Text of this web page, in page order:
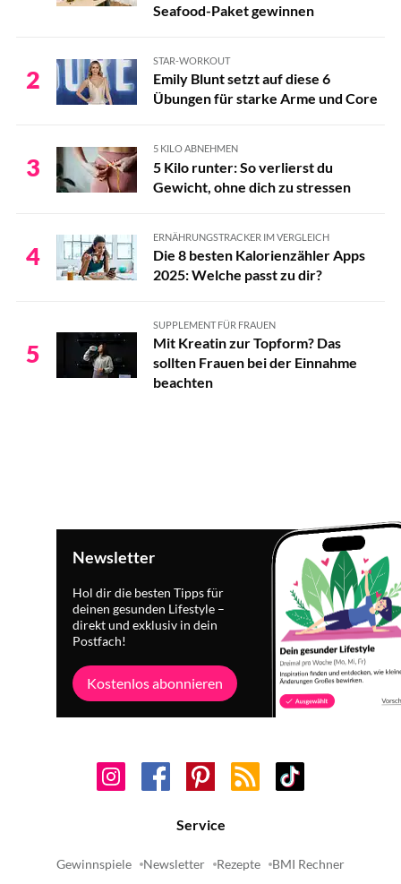
Seafood-Paket gewinnen
2
STAR-WORKOUT
Emily Blunt setzt auf diese 6
Übungen für starke Arme und Core
3
5 KILO ABNEHMEN
5 Kilo runter: So verlierst du
Gewicht, ohne dich zu stressen
4
ERNÄHRUNGSTRACKER IM VERGLEICH
Die 8 besten Kalorienzähler Apps
2025: Welche passt zu dir?
5
SUPPLEMENT FÜR FRAUEN
Mit Kreatin zur Topform? Das
sollten Frauen bei der Einnahme
beachten
Newsletter
Hol dir die besten Tipps für
deinen gesunden Lifestyle –
direkt und exklusiv in dein
Postfach!
Kostenlos abonnieren
Service
Gewinnspiele Newsletter Rezepte BMI Rechner